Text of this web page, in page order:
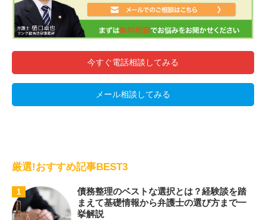
今すぐ電話相談してみる
メール相談してみる
厳選!おすすめ記事BEST3
1
債務整理のベストな選択とは？経験談を踏
まえて基礎情報から弁護士の選び方まで一
挙解説